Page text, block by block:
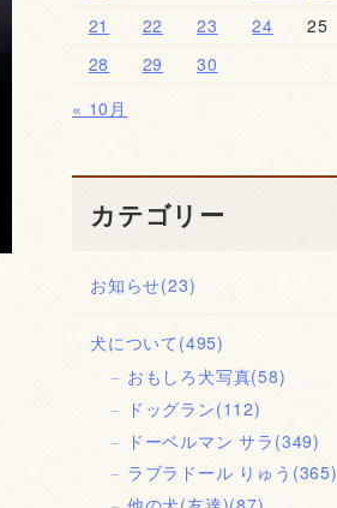
21
22 23 24 25
28
29
30
« 10月
カテゴリー
お知らせ(23)
犬について (495)
おもしろ犬写真(58)
ドッグラン(112)
ドーベルマン サラ (349)
ラブラドール りゅう (365)